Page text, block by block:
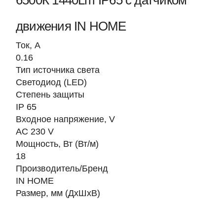
движения IN HOME
Ток, A
0.16
Тип источника света
Светодиод (LED)
Степень защиты
IP 65
Входное напряжение, V
AC 230 V
Мощность, Вт (Вт/м)
18
Производитель/Бренд
IN HOME
Размер, мм (ДхШхВ)